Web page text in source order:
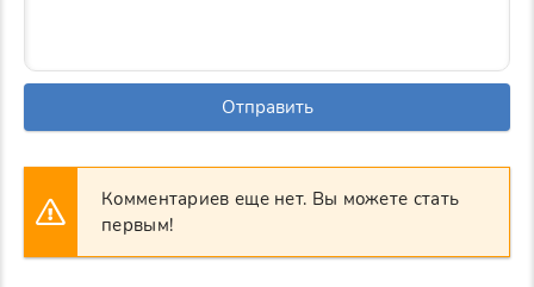
Отправить
Комментариев еще нет. Вы можете стать
первым!